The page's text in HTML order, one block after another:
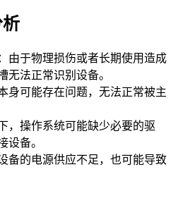
：由于物理损伤或者长期使用造成
无法正常识别设备。
身可能存在问题，无法正常被主
，操作系统可能缺少必要的驱
设备。
备的电源供应不足，也可能导致